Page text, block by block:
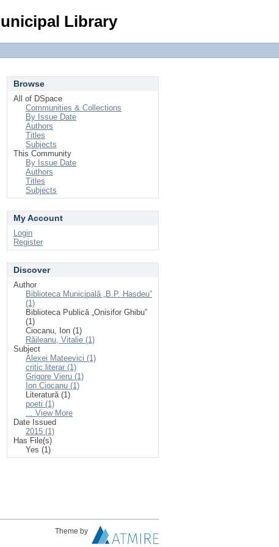
Library
Browse
All of DSpace
Communities & Collections
By Issue Date
Authors
Titles
Subjects
This Community
By Issue Date
Authors
Titles
Subjects
My Account
Login
Register
Discover
Author
Biblioteca Municipală „B.P. Hasdeu”
(1)
Biblioteca Publică „Onisifor Ghibu”
(1)
Ciocanu, Ion (1)
Răileanu, Vitalie (1)
Subject
Alexei Mateevici (1)
critic literar (1)
Grigore Vieru (1)
Ion Ciocanu (1)
Literatură (1)
poeti (1)
... View More
Date Issued
2015 (1)
Has File(s)
Yes (1)
Theme by